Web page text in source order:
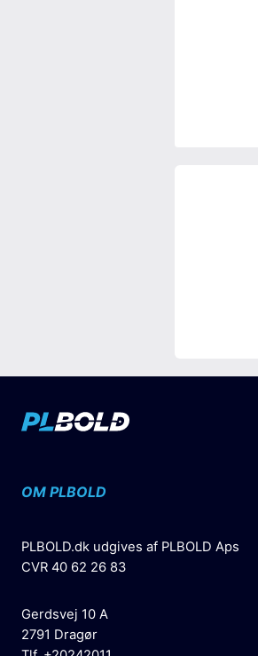
OM PLBOLD
PLBOLD.dk udgives af PLBOLD Aps
CVR 40 62 26 83
Gerdsvej 10 A
2791 Dragør